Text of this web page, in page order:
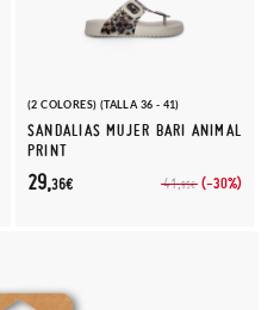
(2 COLORES) (TALLA 36 - 41)
SANDALIAS MUJER BARI ANIMAL
PRINT
41,95€ (-30%)
29,36€